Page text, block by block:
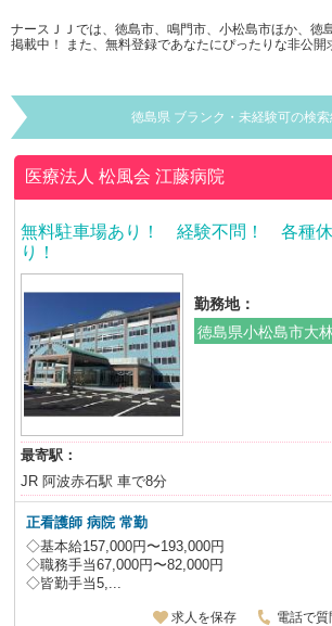
ナースＪＪでは、徳島市、鳴門市、小松島市ほか、徳
掲載中！ また、無料登録であなたにぴったりな非公開
徳島県 ブランク・未経験可の検索
医療法人 松風会江藤病院
無料駐車場あり！ 経験不問！ 各種休
り！
勤務地：
徳島県小松島市大
最寄駅：
JR 阿波赤石駅 車で8分
正看護師 病院 常勤
◇基本給157,000円〜193,000円
◇職務手当67,000円〜82,000円
◇皆勤手当5,...
求人を保存 電話で質